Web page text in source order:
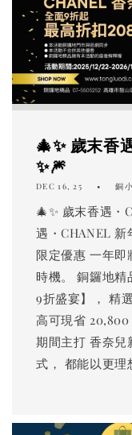
🎄✨ 歲末香
✨🎆
DEC 16, 25 銅
🎄✨ 歲末香遇・
遇・CHANEL 新
限定優惠 一年即
時機。 銅鑼地
9折盛宴】， 精
高可現省
期間主打 香奈兒
式， 都能以更理